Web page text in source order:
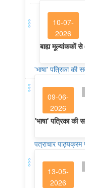
10-07-
2026
बाह्य मूल्यांककों
'भाषा' पत्रिका की
09-06-
2026
'भाषा' पत्रिका
पत्राचार
13-05-
2026